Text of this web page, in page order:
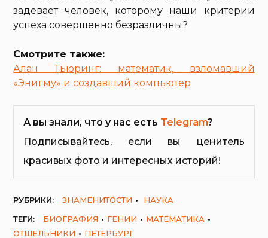
задевает человек, которому наши критерии
успеха совершенно безразличны?
Смотрите также:
Алан Тьюринг: математик, взломавший
«Энигму» и создавший компьютер
А вы знали, что у нас есть Telegram?
Подписывайтесь, если вы ценитель
красивых фото и интересных историй!
РУБРИКИ: ЗНАМЕНИТОСТИ
НАУКА
ТЕГИ:
БИОГРАФИЯ ГЕНИИ
МАТЕМАТИКА
ОТШЕЛЬНИКИ
ПЕТЕРБУРГ